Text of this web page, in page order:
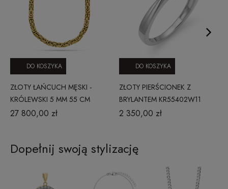
ZŁOTY ŁAŃCUCH MĘSKI -
KRÓLEWSKI 5 MM 55 CM
27 800,00 zł
DO KOSZYKA
ZŁOTY PIERŚCIONEK Z
BRYLANTEM KR55402W11
0,09 CT
2 350,00 zł
DO KOSZYKA
Dopełnij swoją stylizację